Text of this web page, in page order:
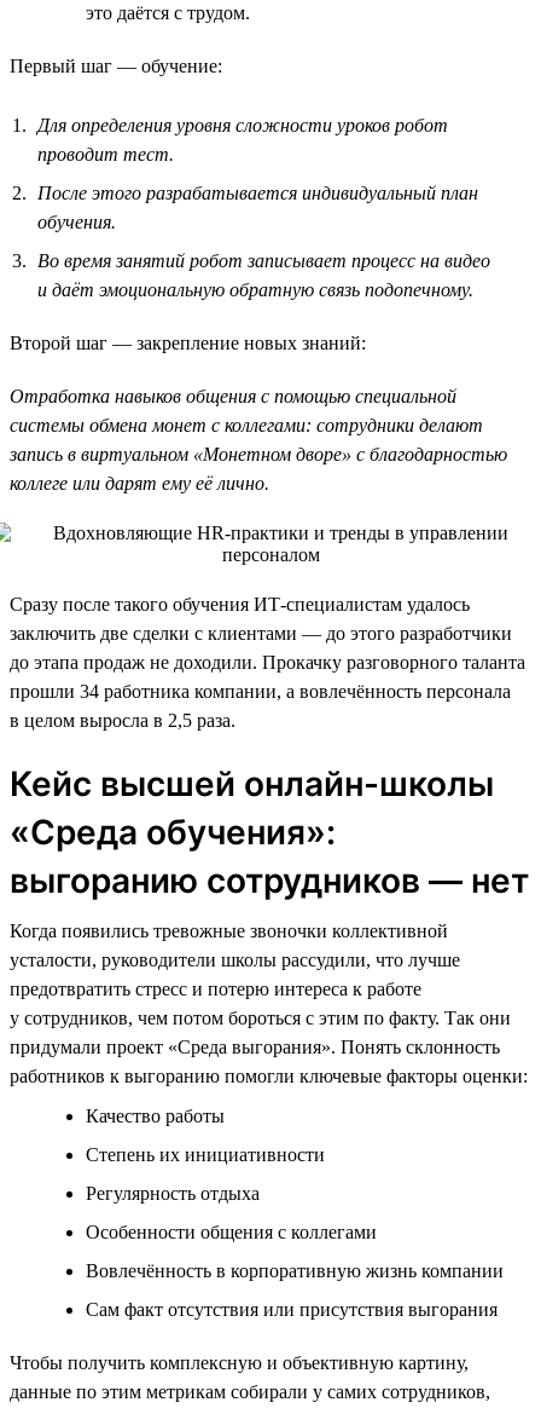
это даётся с трудом.
Первый шаг — обучение:
Для определения уровня сложности уроков робот
проводит тест.
После этого разрабатывается индивидуальный план
обучения.
Во время занятий робот записывает процесс на видео
и даёт эмоциональную обратную связь подопечному.
Второй шаг — закрепление новых знаний:
Отработка навыков общения с помощью специальной
системы обмена монет с коллегами: сотрудники делают
запись в виртуальном «Монетном дворе» с благодарностью
коллеге или дарят ему её лично.
Сразу после такого обучения ИТ-специалистам удалось
заключить две сделки с клиентами — до этого разработчики
до этапа продаж не доходили. Прокачку разговорного таланта
прошли 34 работника компании, а вовлечённость персонала
в целом выросла в 2,5 раза.
Кейс высшей онлайн-школы
«Среда обучения»:
выгоранию сотрудников — нет
Когда появились тревожные звоночки коллективной
усталости, руководители школы рассудили, что лучше
предотвратить стресс и потерю интереса к работе
у сотрудников, чем потом бороться с этим по факту. Так они
придумали проект «Среда выгорания». Понять склонность
работников к выгоранию помогли ключевые факторы оценки:
Качество работы
Степень их инициативности
Регулярность отдыха
Особенности общения с коллегами
Вовлечённость в корпоративную жизнь компании
Сам факт отсутствия или присутствия выгорания
Чтобы получить комплексную и объективную картину,
данные по этим метрикам собирали у самих сотрудников,